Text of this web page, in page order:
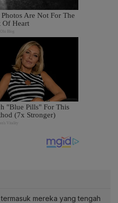
mereka yang tengah